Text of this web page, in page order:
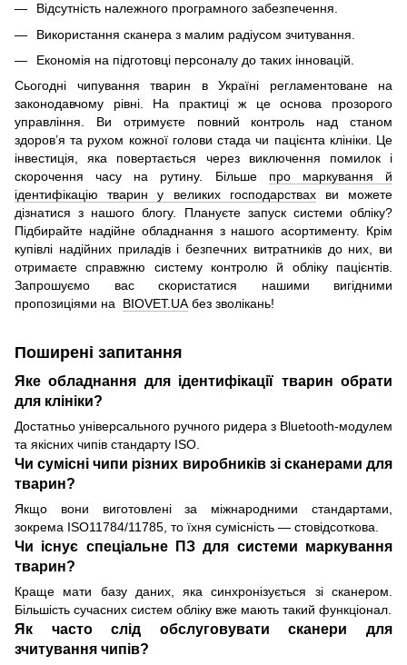
Відсутність належного програмного забезпечення.
Використання сканера з малим радіусом зчитування.
Економія на підготовці персоналу до таких інновацій.
Сьогодні чипування тварин в Україні регламентоване на
законодавчому рівні. На практиці ж це основа прозорого
управління. Ви отримуєте повний контроль над станом
здоров’я та рухом кожної голови стада чи пацієнта клініки. Це
інвестиція, яка повертається через виключення помилок і
скорочення часу на рутину. Більше про маркування й
ідентифікацію тварин у великих господарствахви можете
дізнатися з нашого блогу. Плануєте запуск системи обліку?
Підбирайте надійне обладнання з нашого асортименту. Крім
купівлі надійних приладів і безпечних витратників до них, ви
отримаєте справжню систему контролю й обліку пацієнтів.
Запрошуємо вас скористатися нашими вигідними
пропозиціями на BIOVET.UAбез зволікань!
Поширені запитання
Яке обладнання для ідентифікації тварин обрати
для клініки?
Достатньо універсального ручного ридера з Bluetooth-модулем
та якісних чипів стандарту ISO.
Чи сумісні чипи різних виробників зі сканерами для
тварин?
Якщо вони виготовлені за міжнародними стандартами,
зокрема ISO11784/11785, то їхня сумісність — стовідсоткова.
Чи існує спеціальне ПЗ для системи маркування
тварин?
Краще мати базу даних, яка синхронізується зі сканером.
Більшість сучасних систем обліку вже мають такий функціонал.
Як часто слід обслуговувати сканери для
зчитування чипів?